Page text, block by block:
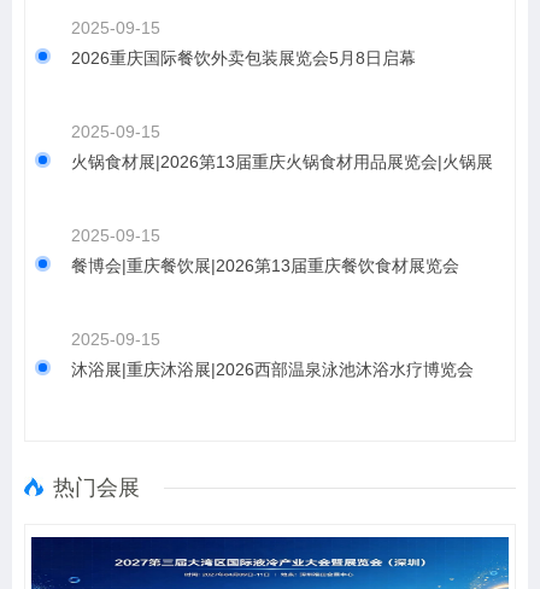
2025-09-15
2026重庆国际餐饮外卖包装展览会5月8日启幕
2025-09-15
火锅食材展|2026第13届重庆火锅食材用品展览会|火锅展
2025-09-15
餐博会|重庆餐饮展|2026第13届重庆餐饮食材展览会
2025-09-15
沐浴展|重庆沐浴展|2026西部温泉泳池沐浴水疗博览会
热门会展